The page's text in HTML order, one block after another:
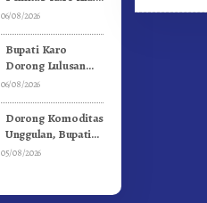
Serahkan Aset
Ke Moderamen
GBKP
06/08/2026
Bupati Karo
Dorong Lulusan
Universitas Quality
Generasi Inovatif
dan Berintegritas
06/08/2026
Dorong Komoditas
Unggulan, Bupati
Karo Serahkan 1,2
05/08/2026